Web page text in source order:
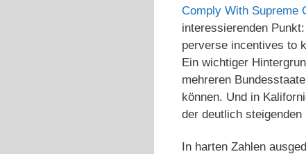
Comply With Supreme
interessierenden
perverse incentives to
Ein wichtiger
mehreren
können. Und in
der deutlich
In harten Zahlen